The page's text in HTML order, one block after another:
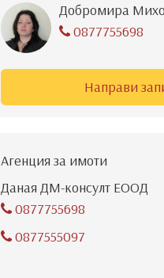
Добромира
0877755698
Направи
Агенция за имоти
Даная ДМ-консулт ЕООД
0877755698
0877555097